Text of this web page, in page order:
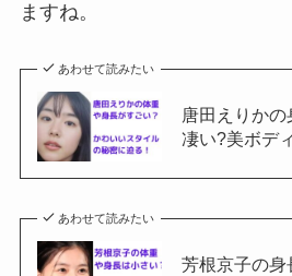
ますね。
あわせて読みたい
唐田えりかの
凄い?美ボデ
あわせて読みたい
芳根京子の身